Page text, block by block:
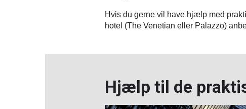
Hvis du gerne vil have hjælp med
hotel (The Venetian eller Palazzo)
Hjælp til de